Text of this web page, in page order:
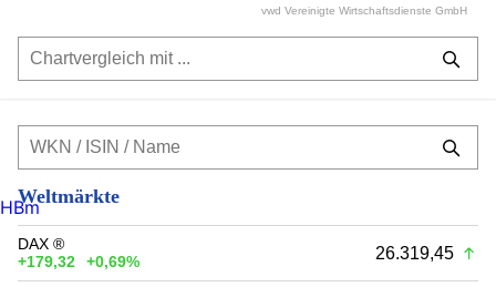
vwd Vereinigte Wirtschaftsdienste GmbH
Weltmärkte
DAX ®
+179,32
+0,69% 26.319,45
HBm